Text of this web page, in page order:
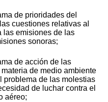
de prioridades del
cuestiones relativas al
las emisiones de las
sonoras;
de acción de las
de medio ambiente
problema de las molestias
de luchar contra el
aéreo;